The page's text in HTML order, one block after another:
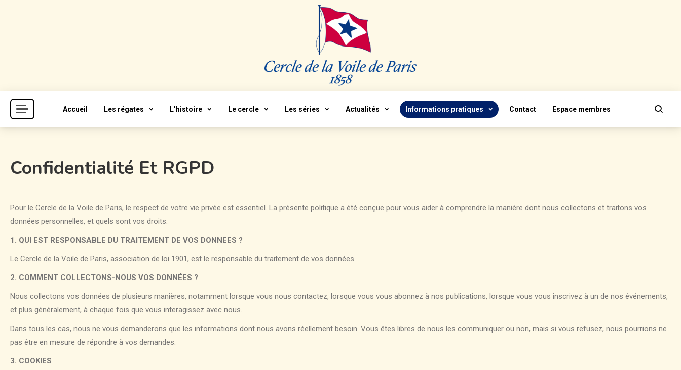
CVP
Cercle de la Voile de Paris
Accueil Les régates L’histoire Le cercle Les séries Actualités Informations pratiques Contact Espace membres
Confidentialité Et RGPD
Pour le Cercle de la Voile de Paris, le respect de votre vie privée est essentiel. La présente politique a été conçue pour vous aider à comprendre la manière dont nous collectons et traitons vos
données personnelles, et quels sont vos droits.
1. QUI EST RESPONSABLE DU TRAITEMENT DE VOS DONNEES ?
Le Cercle de la Voile de Paris, association de loi 1901, est le responsable du traitement de vos données.
2. COMMENT COLLECTONS-NOUS VOS DONNÉES ?
Nous collectons vos données de plusieurs manières, notamment lorsque vous nous contactez, lorsque vous vous abonnez à nos publications, lorsque vous vous inscrivez à un de nos événements,
et plus généralement, à chaque fois que vous interagissez avec nous.
Dans tous les cas, nous ne vous demanderons que les informations dont nous avons réellement besoin. Vous êtes libres de nous les communiquer ou non, mais si vous refusez, nous pourrions ne
pas être en mesure de répondre à vos demandes.
3. COOKIES